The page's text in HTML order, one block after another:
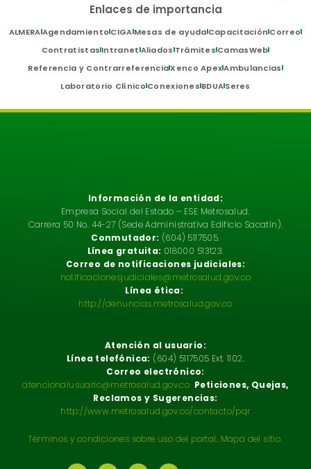
Enlaces de importancia
ALMERAAgendamientoCIGAMesas de ayudaCapacitaciónCorreo
ContratistasIntranet Aliados TrámitesCamasWeb
Referencia y ContrarreferenciaXenco ApexAmbulancias
Laboratorio Clínico Conexiones BDUASeres
Información de la entidad:
Empresa Social del Estado – ESE Metrosalud.
Carrera 50 No. 44-27 (Sede Administrativa Edificio Sacatín).
Conmutador: (604) 5117505.
Línea gratuita: 018000 513123.
Correo de notificaciones judiciales:
notificacionesjudiciales@metrosalud.gov.co
Línea ética:
http://denuncias.metrosalud.gov.co
Atención al usuario:
Línea telefónica: (604) 5117505 Ext. 1102.
Correo electrónico:
atencionalusuario@metrosalud.gov.co Peticiones, Quejas,
Reclamos y Sugerencias:
http://www.metrosalud.gov.co/contacto/pqr
Términos y condiciones sobre uso del portal. Mapa del sitio.